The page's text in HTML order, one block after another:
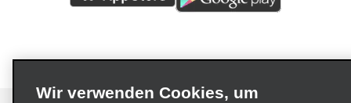
Wir verwenden Cookies, um